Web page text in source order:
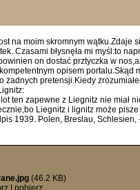
na moim skromnym wątku.Zdaje
błysnęła mi myśl:to
on dostać prztyczka w
opisem
żadnych pretensji.Kiedy
ten zapewne z Liegnitz nie miał
Liegnitz i lignitz może
1939. Polen, Breslau,
(46.2 KB)
pobierz